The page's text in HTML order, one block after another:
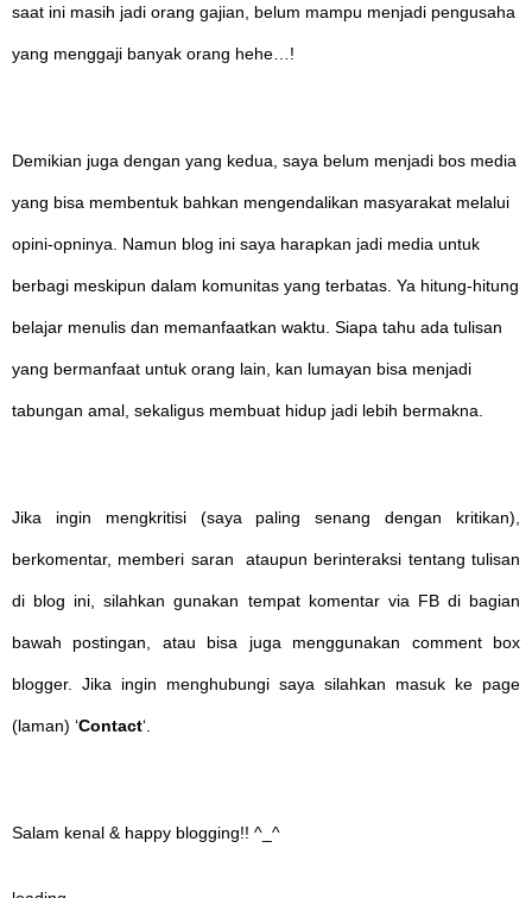
saat ini masih jadi orang gajian, belum mampu menjadi pengusaha
yang menggaji banyak orang hehe…!
Demikian juga dengan yang kedua, saya belum menjadi bos media
yang bisa membentuk bahkan mengendalikan masyarakat melalui
opini-opninya. Namun blog ini saya harapkan jadi media untuk
berbagi meskipun dalam komunitas yang terbatas. Ya hitung-hitung
belajar menulis dan memanfaatkan waktu. Siapa tahu ada tulisan
yang bermanfaat untuk orang lain, kan lumayan bisa menjadi
tabungan amal, sekaligus membuat hidup jadi lebih bermakna.
Jika ingin mengkritisi (saya paling senang dengan kritikan),
berkomentar, memberi saran ataupun berinteraksi tentang tulisan
di blog ini, silahkan gunakan tempat komentar via FB di bagian
bawah postingan, atau bisa juga menggunakan comment box
blogger. Jika ingin menghubungi saya silahkan masuk ke page
(laman) ‘Contact‘.
Salam kenal & happy blogging!! ^_^